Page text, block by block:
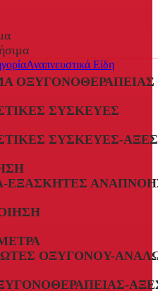
Αναπνευστικά Είδη
ΟΞΥΓΟΝΟΘΕΡΑΠΕΊΑΣ
ΣΥΣΚΕΥΈΣ
ΣΥΣΚΕΥΈΣ-
ΕΞΑΣΚΗΤΈΣ
ΟΞΥΓΌΝΟΥ-